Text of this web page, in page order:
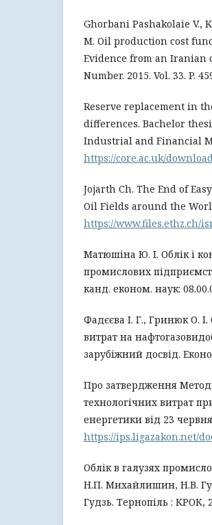
Ghorbani Pashakolaie V.,
M. Oil production cost
Evidence from an Iranian
Number. 2015. Vol. 33. P.
Reserve replacement in
differences. Bachelor
Industrial and Financial
https://core.ac.uk/
Jojarth Ch. The End of
Oil Fields around the
https://www.files.ethz.ch/
Матюшіна Ю. І. Облік і
промислових
канд. економ. наук:
Фадєєва І. Г., Гринюк О. І.
витрат на
зарубіжний досвід.
Про затвердження
технологічних витрат
енергетики від 23
https://ips.ligazakon.net/
Облік в галузях
Н.П. Михайлишин, Н.В.
Гудзь. Тернопіль : КРОК,